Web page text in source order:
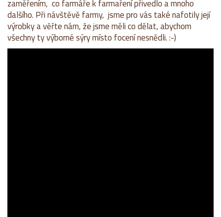
zaměřením, co farmáře k farmaření přivedlo a mnoho
dalšího. Při návštěvě farmy, jsme pro vás také nafotily její
výrobky a věřte nám, že jsme měli co dělat, abychom
všechny ty výborné sýry místo focení nesnědli. :-)